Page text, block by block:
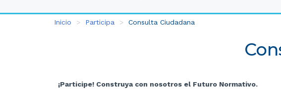
Inicio Participa Consulta Ciudadana
¡Participe! Construya con nosotros el Futuro Normativo.